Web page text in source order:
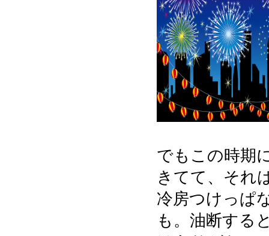
でもこの時期
きてて、それ
冷房つけっぱ
も。油断する